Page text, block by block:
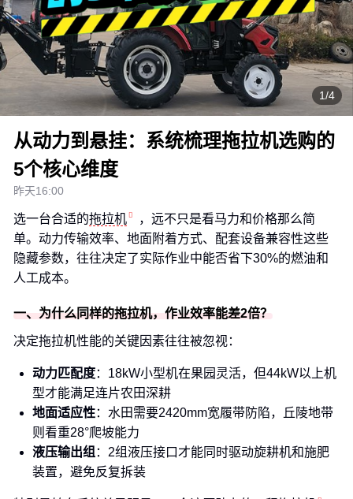
1/4
从动力到悬挂：系统梳理拖拉机选购的
5个核心维度
昨天16:00
选一台合适的拖拉机
，远不只是看马力和价格那么简
单。动力传输效率、地面附着方式、配套设备兼容性这些
隐藏参数，往往决定了实际作业中能否省下30%的燃油和
人工成本。
一、为什么同样的拖拉机，作业效率能差2倍？
决定拖拉机性能的关键因素往往被忽视：
动力匹配度：18kW小型机在果园灵活，但44kW以上机
型才能满足连片农田深耕
地面适应性：水田需要2420mm宽履带防陷，丘陵地带
则看重28°爬坡能力
液压输出组 ：2组液压接口才能同时驱动旋耕机和施肥
装置，避免反复拆装